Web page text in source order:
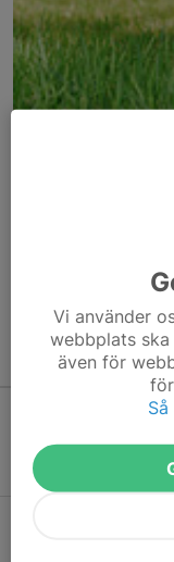
Här hamnar
att kunna börja
Kommande
Vi använder
webbplats
även för